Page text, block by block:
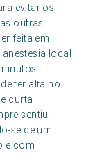
evitar os
outras
feita em
local
ter alta no
curta
sentiu
se de um
e com